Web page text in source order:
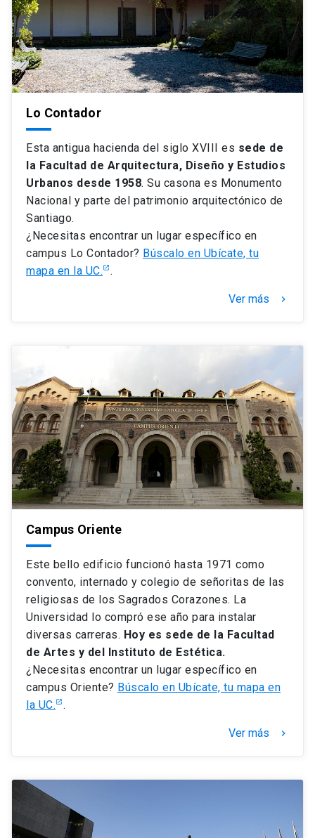
Lo Contador
Esta antigua hacienda del siglo XVIII es sede de
la Facultad de Arquitectura, Diseño y Estudios
Urbanos desde 1958. Su casona es Monumento
Nacional y parte del patrimonio arquitectónico de
Santiago.
¿Necesitas encontrar un lugar específico en
campus Lo Contador? Búscalo en Ubícate, tu
mapa en la UC.
.
Ver más keyboard_arrow_right
Campus Oriente
Este bello edificio funcionó hasta 1971 como
convento, internado y colegio de señoritas de las
religiosas de los Sagrados Corazones. La
Universidad lo compró ese año para instalar
diversas carreras. Hoy es sede de la Facultad
de Artes y del Instituto de Estética.
¿Necesitas encontrar un lugar específico en
campus Oriente? Búscalo en Ubícate, tu mapa en
la UC.
.
Ver más keyboard_arrow_right